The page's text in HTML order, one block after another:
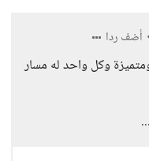
أضف ردا
وكل واحد له مسار